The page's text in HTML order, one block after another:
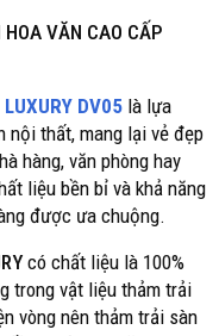
VĂN CAO CẤP
DV05 là lựa
nội thất, mang lại vẻ đẹp
hàng, văn phòng hay
liệu bền bỉ và khả năng
được ưa chuộng.
có chất liệu là 100%
trong vật liệu thảm trải
vòng nên thảm trải sàn